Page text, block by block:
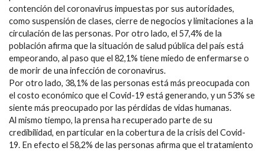
contención del coronavirus impuestas por sus autoridades,
como suspensión de clases, cierre de negocios y limitaciones a la
circulación de las personas. Por otro lado, el 57,4% de la
población afirma que la situación de salud pública del país está
empeorando, al paso que el 82,1% tiene miedo de enfermarse o
de morir de una infección de coronavirus.
Por otro lado, 38,1% de las personas está más preocupada con
el costo económico que el Covid-19 está generando, y un 53% se
siente más preocupado por las pérdidas de vidas humanas.
Al mismo tiempo, la prensa ha recuperado parte de su
credibilidad, en particular en la cobertura de la crisis del Covid-
19. En efecto el 58,2% de las personas afirma que el tratamiento